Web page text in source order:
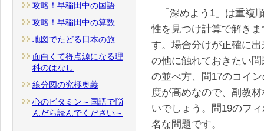
「深めよう1」は重複
性を見つけ計算で解き
す。場合分けが正確に
の他に触れておきたい
の並べ方、問17のコイ
度が高めなので、副教
いでしょう。問19のフ
名な問題です。
攻略！早稲田中の国語
攻略！早稲田中の算数
地図でたどる日本の旅
面白くて得点源になる理
科のはなし
線分図の究極奥義
心のビタミン～国語で悩
んだら読んでください～